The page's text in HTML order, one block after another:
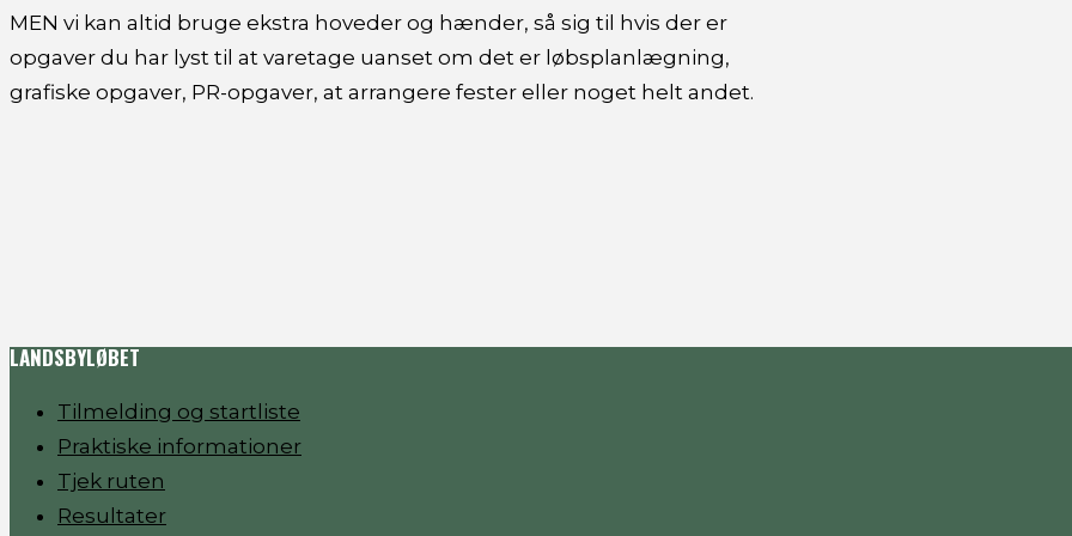
MEN vi kan altid bruge ekstra hoveder og hænder, så sig til hvis der er
opgaver du har lyst til at varetage uanset om det er løbsplanlægning,
grafiske opgaver, PR-opgaver, at arrangere fester eller noget helt andet.
LANDSBYLØBET
Tilmelding og startliste
Praktiske informationer
Tjek ruten
Resultater